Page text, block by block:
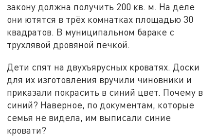
закону должна получить 200 кв. м. На деле
они ютятся в трёх комнатках площадью 30
квадратов. В муниципальном бараке с
трухлявой дровяной печкой.
Дети спят на двухъярусных кроватях. Доски
для их изготовления вручили чиновники и
приказали покрасить в синий цвет. Почему в
синий? Наверное, по документам, которые
семья не видела, им выписали синие
кровати?